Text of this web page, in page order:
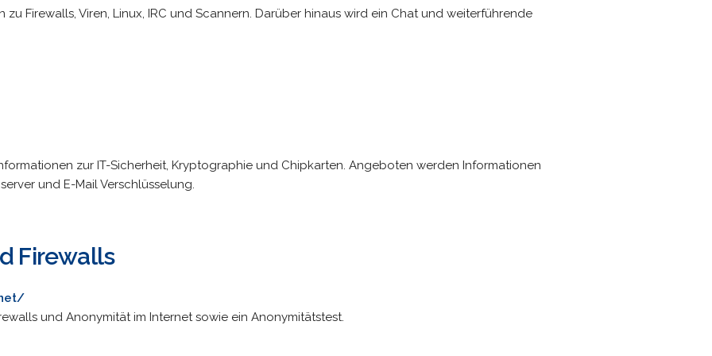
Firewalls, Viren, Linux, IRC und Scannern. Darüber hinaus wird ein Chat und weiterführende
zur IT-Sicherheit, Kryptographie und Chipkarten. Angeboten werden Informationen
und E-Mail Verschlüsselung.
Firewalls
und Anonymität im Internet sowie ein Anonymitätstest.